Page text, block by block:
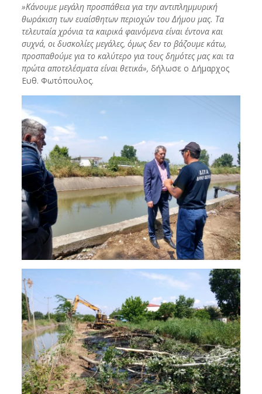
»Κάνουμε μεγάλη προσπάθεια για την αντιπλημμυρική
θωράκιση των ευαίσθητων περιοχών του Δήμου μας. Τα
τελευταία χρόνια τα καιρικά φαινόμενα είναι έντονα και
συχνά, οι δυσκολίες μεγάλες, όμως δεν το βάζουμε κάτω,
προσπαθούμε για το καλύτερο για τους δημότες μας και τα
πρώτα αποτελέσματα είναι θετικά», δήλωσε ο Δήμαρχος
Ευθ. Φωτόπουλος.